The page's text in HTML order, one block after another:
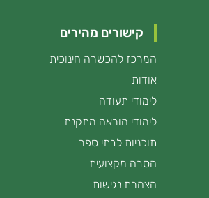
קישורים מהירים
המרכז להכשרה חינוכית
אודות
לימודי תעודה
לימודי הוראה מתקנת
תוכניות לבתי ספר
הסבה מקצועית
הצהרת נגישות